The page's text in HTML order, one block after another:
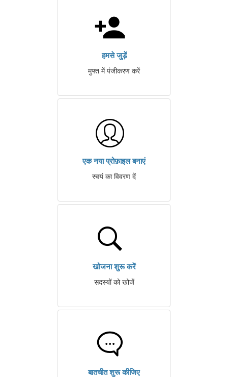
हमसे जुड़ें
मुफ्त में पंजीकरण करें
एक नया प्रोफ़ाइल बनाएं
स्वयं का विवरण दें
खोजना शुरू करें
सदस्यों को खोजें
बातचीत शुरू कीजिए